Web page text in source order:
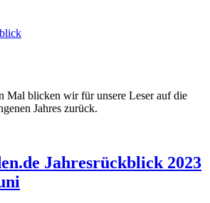
Mal blicken wir für unsere Leser auf die
Jahres zurück.
Jahresrückblick 2023